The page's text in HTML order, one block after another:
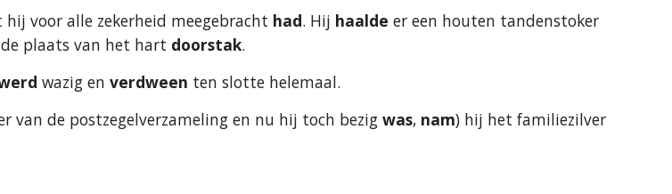
voor alle zekerheid meegebracht had. Hij haalde er een houten tandenstoker
plaats van het hart doorstak.
wazig en verdween ten slotte helemaal.
van de postzegelverzameling en nu hij toch bezig was, nam) hij het familiezilver